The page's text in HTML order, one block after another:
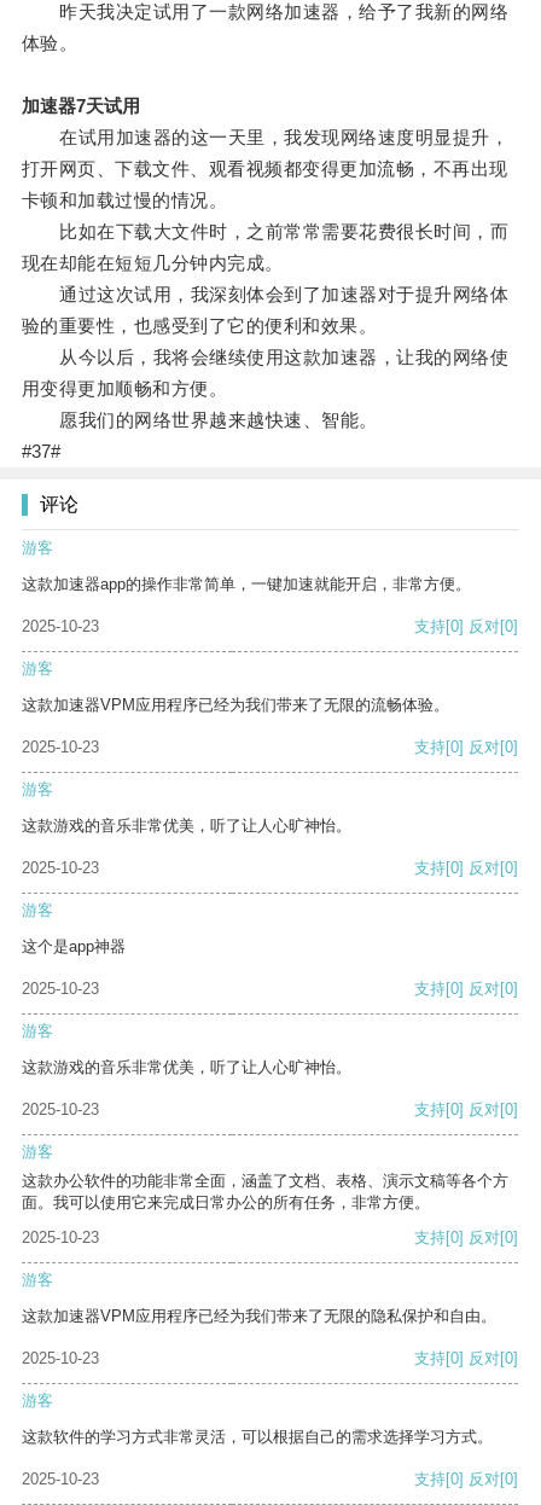
昨天我决定试用了一款网络加速器，给予了我新的网络
体验。
加速器7天试用
在试用加速器的这一天里，我发现网络速度明显提升，
打开网页、下载文件、观看视频都变得更加流畅，不再出现
卡顿和加载过慢的情况。
比如在下载大文件时，之前常常需要花费很长时间，而
现在却能在短短几分钟内完成。
通过这次试用，我深刻体会到了加速器对于提升网络体
验的重要性，也感受到了它的便利和效果。
从今以后，我将会继续使用这款加速器，让我的网络使
用变得更加顺畅和方便。
愿我们的网络世界越来越快速、智能。
#37#
评论
游客
这款加速器app的操作非常简单，一键加速就能开启，非常方便。
2025-10-23 支持[0] 反对[0]
游客
这款加速器VPM应用程序已经为我们带来了无限的流畅体验。
2025-10-23 支持[0] 反对[0]
游客
这款游戏的音乐非常优美，听了让人心旷神怡。
2025-10-23 支持[0] 反对[0]
游客
这个是app神器
2025-10-23 支持[0] 反对[0]
游客
这款游戏的音乐非常优美，听了让人心旷神怡。
2025-10-23 支持[0] 反对[0]
游客
这款办公软件的功能非常全面，涵盖了文档、表格、演示文稿等各个方
面。我可以使用它来完成日常办公的所有任务，非常方便。
2025-10-23
支持[0] 反对[0]
游客
这款加速器VPM应用程序已经为我们带来了无限的隐私保护和自由。
2025-10-23 支持[0] 反对[0]
游客
这款软件的学习方式非常灵活，可以根据自己的需求选择学习方式。
2025-10-23 支持[0] 反对[0]